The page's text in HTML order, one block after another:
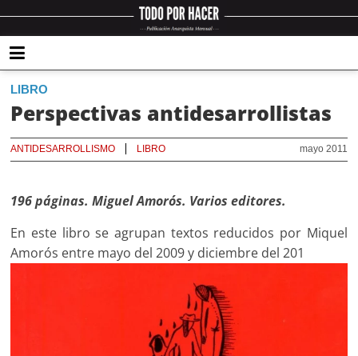
LIBRO
Perspectivas antidesarrollistas
mayo 2011
ANTIDESARROLLISMO LIBRO
196 páginas. Miguel Amorós. Varios editores.
En este libro se agrupan textos reducidos por Miquel
Amorós entre mayo del 2009 y diciembre del 201